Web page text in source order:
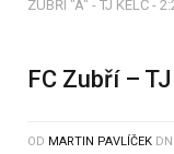
ZUBŘÍ "A" - TJ KELČ -
FC Zubří –
OD MARTIN PAVLÍČEK